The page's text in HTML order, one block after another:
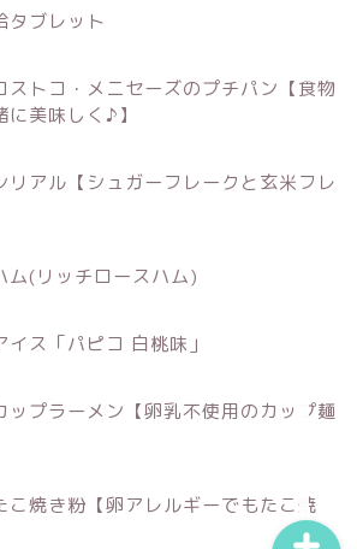
タブレット
ストコ・メニセーズのプチパン【食物
美味しく♪】
リアル【シュガーフレークと玄米フレ
ム(リッチロースハム)
ス「パピコ 白桃味」
ップラーメン【卵乳不使用のカップ麺
こ焼き粉【卵アレルギーでもたこ焼
運営者情報
お問い合わせ
サイトマップ